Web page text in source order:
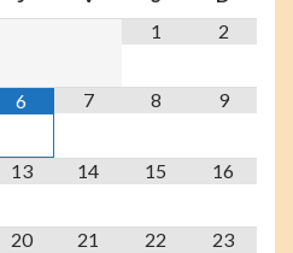
1
2
6 7 8 9
13 14 15 16
20 21 22 23